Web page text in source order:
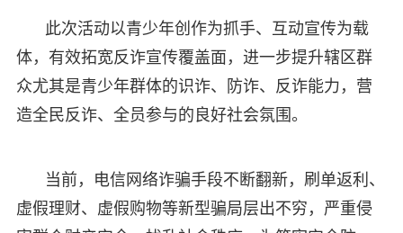
此次活动以青少年创作为抓手、互动宣传为载
体，有效拓宽反诈宣传覆盖面，进一步提升辖区群
众尤其是青少年群体的识诈、防诈、反诈能力，营
造全民反诈、全员参与的良好社会氛围。
当前，电信网络诈骗手段不断翻新，刷单返利、
虚假理财、虚假购物等新型骗局层出不穷，严重侵